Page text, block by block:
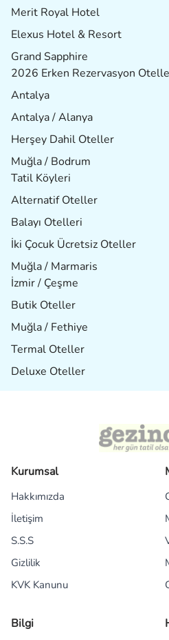
Merit Royal Hotel
Elexus Hotel & Resort
Grand Sapphire
2026 Erken Rezervasyon
Antalya
Antalya / Alanya
Herşey Dahil Oteller
Muğla / Bodrum
Tatil Köyleri
Alternatif Oteller
Balayı Otelleri
İki Çocuk Ücretsiz Oteller
Muğla / Marmaris
İzmir / Çeşme
Butik Oteller
Muğla / Fethiye
Termal Oteller
Deluxe Oteller
Kurumsal
Hakkımızda
İletişim
S.S.S
Gizlilik
KVK Kanunu
Bilgi